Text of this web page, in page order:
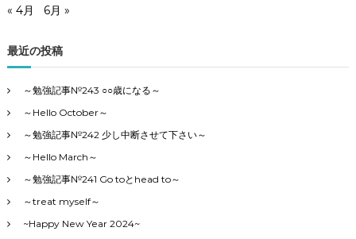
« 4月 6月 »
最近の投稿
～勉強記事№243 ○○歳になる～
～Hello October～
～勉強記事№242 少し中断させて下さい～
～Hello March～
～勉強記事№241 Go toとhead to～
～treat myself～
~Happy New Year 2024~